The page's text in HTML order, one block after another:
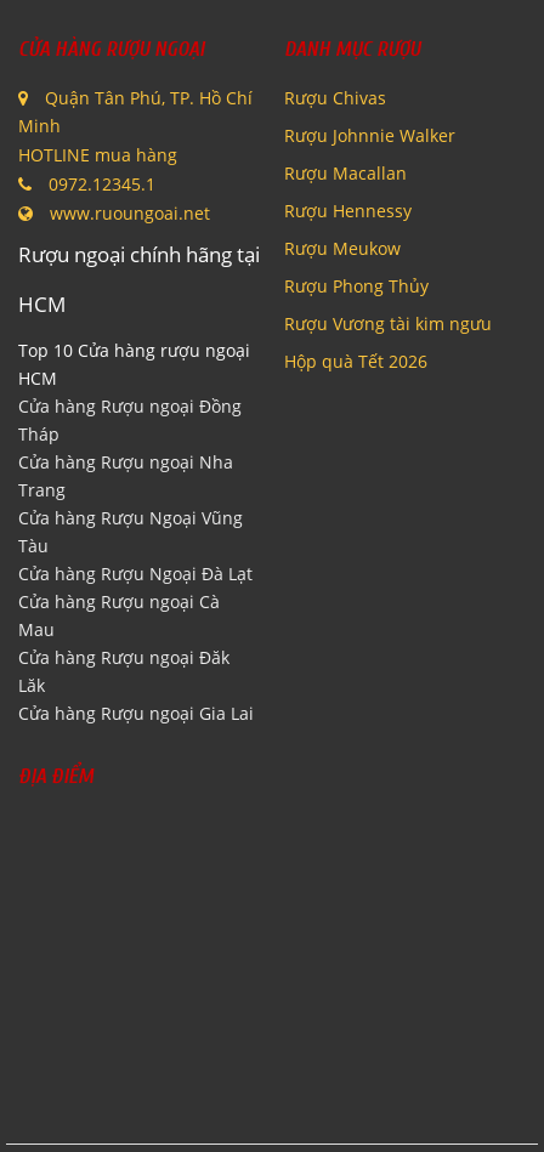
CỬA HÀNG RƯỢU NGOẠI
Quận Tân Phú, TP. Hồ Chí
Minh
HOTLINE mua hàng
0972.12345.1
www.ruoungoai.net
Rượu ngoại chính hãng tại
HCM
Top 10 Cửa hàng rượu ngoại
HCM
Cửa hàng Rượu ngoại Đồng
Tháp
Cửa hàng Rượu ngoại Nha
Trang
Cửa hàng Rượu Ngoại Vũng
Tàu
Cửa hàng Rượu Ngoại Đà Lạt
Cửa hàng Rượu ngoại Cà
Mau
Cửa hàng Rượu ngoại Đăk
Lăk
Cửa hàng Rượu ngoại Gia Lai
DANH MỤC RƯỢU
Rượu Chivas
Rượu Johnnie Walker
Rượu Macallan
Rượu Hennessy
Rượu Meukow
Rượu Phong Thủy
Rượu Vương tài kim ngưu
Hộp quà Tết 2026
ĐỊA ĐIỂM